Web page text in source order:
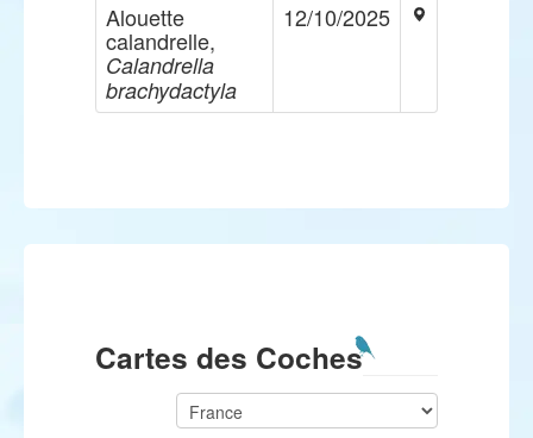
Alouette
calandrelle,
Calandrella
brachydactyla
12/10/2025
Cartes des Coches